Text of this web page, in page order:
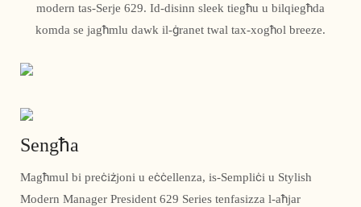
modern tas-Serje 629. Id-disinn sleek tiegħu u bilqiegħda
komda se jagħmlu dawk il-ġranet twal tax-xogħol breeze.
Sengħa
Magħmul bi preċiżjoni u eċċellenza, is-Sempliċi u Stylish
Modern Manager President 629 Series tenfasizza l-aħjar